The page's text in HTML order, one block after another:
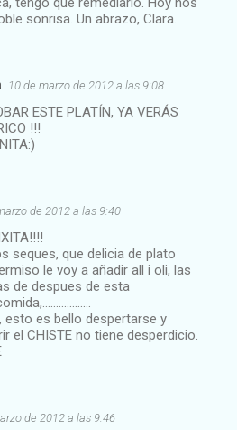
sonrisa. Un abrazo, Clara.
10 de marzo de 2012 a las 9:08
ESTE PLATÍN, YA VERÁS
!!!
de 2012 a las 9:40
seques, que delicia de plato
le voy a añadir all i oli, las
de despues de esta
esto es bello despertarse y
el CHISTE no tiene desperdicio.
de 2012 a las 9:46